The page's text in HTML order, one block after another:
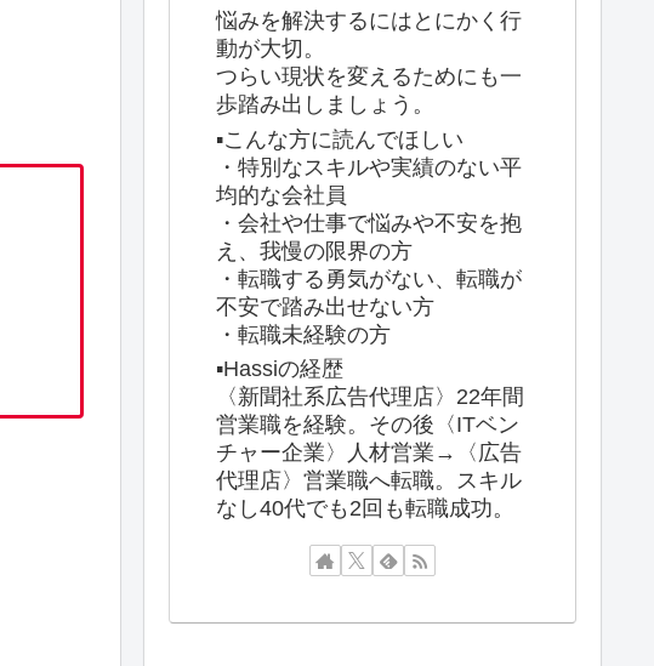
悩みを解決するにはとにかく行
動が大切。
つらい現状を変えるためにも一
歩踏み出しましょう。
▪️こんな方に読んでほしい
・特別なスキルや実績のない平
均的な会社員
・会社や仕事で悩みや不安を抱
え、我慢の限界の方
・転職する勇気がない、転職が
不安で踏み出せない方
・転職未経験の方
▪️Hassiの経歴
〈新聞社系広告代理店〉22年間
営業職を経験。その後〈ITベン
チャー企業〉人材営業→〈広告
代理店〉営業職へ転職。スキル
なし40代でも2回も転職成功。